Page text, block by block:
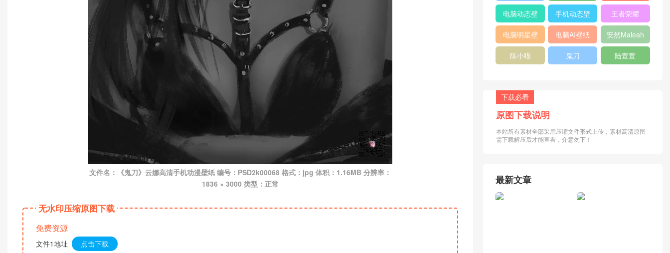
文件名：《鬼刀》云娜高清手机动漫壁纸 编号：PSD2k00068 格式：jpg 体积：1.16MB 分辨率：
1836 × 3000 类型：正常
无水印压缩原图下载
免费资源
文件1地址 点击下载
纸
电脑动态壁
纸
手机动态壁
纸
王者荣耀
电脑明星壁
纸
电脑AI壁纸 安然Maleah
陈小喵 鬼刀 陆萱萱
下载必看
原图下载说明
本站所有素材全部采用压缩文件形式上传，素材高清原图
需下载解压后才能查看，介意勿下！
最新文章